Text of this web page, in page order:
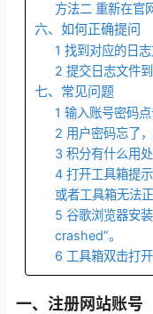
方法二 重新在官
六、如何正确提问
1 找到对应的日
2 提交日志文件
七、常见问题
1 输入账号密码
2 用户密码忘了，
3 积分有什么用
4 打开工具箱提
或者工具箱无法
5 谷歌浏览器安
crashed”。
6 工具箱双击打
一、注册网站账号